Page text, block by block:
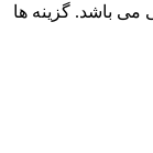
می باشد. گزینه ها